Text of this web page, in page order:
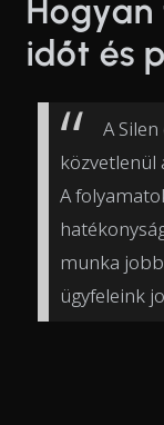
időt és
A
közvetlenül
A
munka
ügyfeleink